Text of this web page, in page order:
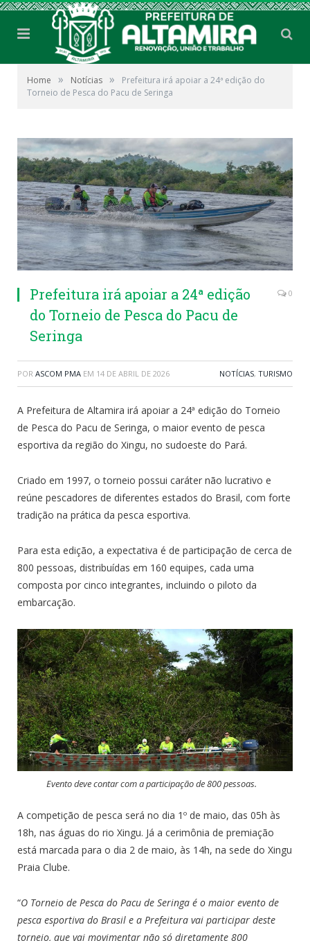
Home » Notícias »
Prefeitura irá apoiar a 24ª edição do
Torneio de Pesca do Pacu de Seringa
Prefeitura irá apoiar a 24ª edição
do Torneio de Pesca do Pacu de
Seringa
0
POR ASCOM PMA EM 14 DE ABRIL DE 2026 NOTÍCIAS, TURISMO
A Prefeitura de Altamira irá apoiar a 24ª edição do Torneio
de Pesca do Pacu de Seringa, o maior evento de pesca
esportiva da região do Xingu, no sudoeste do Pará.
Criado em 1997, o torneio possui caráter não lucrativo e
reúne pescadores de diferentes estados do Brasil, com forte
tradição na prática da pesca esportiva.
Para esta edição, a expectativa é de participação de cerca de
800 pessoas, distribuídas em 160 equipes, cada uma
composta por cinco integrantes, incluindo o piloto da
embarcação.
Evento deve contar com a participação de 800 pessoas.
A competição de pesca será no dia 1º de maio, das 05h às
18h, nas águas do rio Xingu. Já a cerimônia de premiação
está marcada para o dia 2 de maio, às 14h, na sede do Xingu
Praia Clube.
“O Torneio de Pesca do Pacu de Seringa é o maior evento de
pesca esportiva do Brasil e a Prefeitura vai participar deste
torneio, que vai movimentar não só diretamente 800